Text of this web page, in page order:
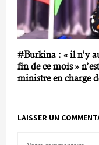
#Burkina : « il n’y
fin de ce mois »
ministre en charge
LAISSER UN